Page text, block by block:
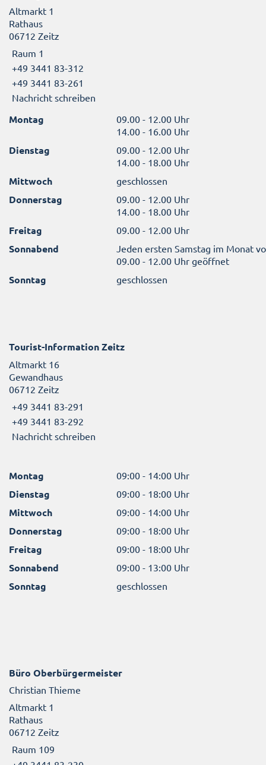
Altmarkt 1
Rathaus
06712 Zeitz
Raum 1
+49 3441 83-312
+49 3441 83-261
Nachricht schreiben
Montag
09.00 - 12.00 Uhr
14.00 - 16.00 Uhr
Dienstag
09.00 - 12.00 Uhr
14.00 - 18.00 Uhr
Mittwoch geschlossen
Donnerstag
09.00 - 12.00 Uhr
14.00 - 18.00 Uhr
Freitag 09.00 - 12.00 Uhr
Sonnabend
Jeden ersten Samstag im Monat
09.00 - 12.00 Uhr geöffnet
Sonntag geschlossen
Tourist-Information Zeitz
Altmarkt 16
Gewandhaus
06712 Zeitz
+49 3441 83-291
+49 3441 83-292
Nachricht schreiben
Montag 09:00 - 14:00 Uhr
Dienstag 09:00 - 18:00 Uhr
Mittwoch 09:00 - 14:00 Uhr
Donnerstag 09:00 - 18:00 Uhr
Freitag 09:00 - 18:00 Uhr
Sonnabend 09:00 - 13:00 Uhr
Sonntag geschlossen
Büro Oberbürgermeister
Christian Thieme
Altmarkt 1
Rathaus
06712 Zeitz
Raum 109